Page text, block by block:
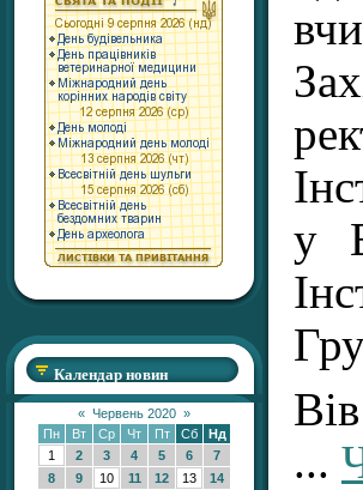
Календар новин
« Червень 2020 »
Пн
Вт Ср Чт Пт Сб
Нд
1
2 3 4 5 6
7
8
9 10 11 12 13
14
у
...